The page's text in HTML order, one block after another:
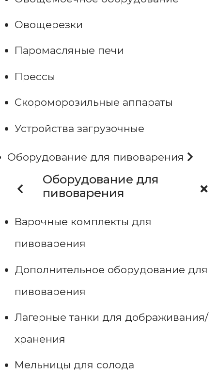
Овощерезки
Паромасляные печи
Прессы
Скороморозильные аппараты
Устройства загрузочные
Оборудование для пивоварения
Оборудование для
пивоварения
Варочные комплекты для
пивоварения
Дополнительное оборудование для
пивоварения
Лагерные танки для дображивания/
хранения
Мельницы для солода